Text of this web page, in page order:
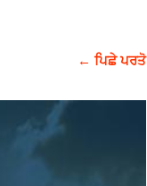
← ਪਿਛੇ ਪਰਤੋ